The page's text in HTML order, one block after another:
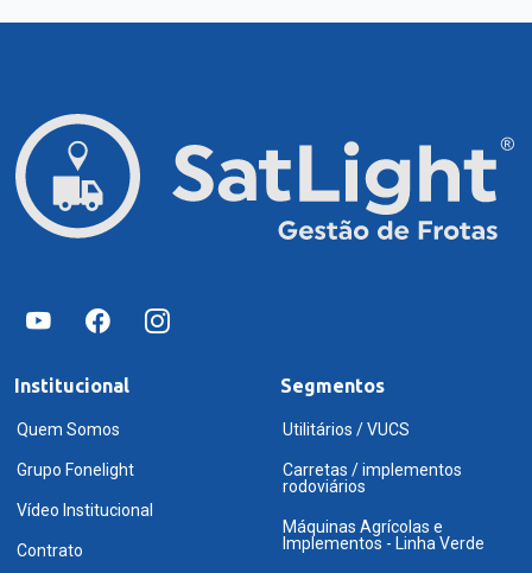
Institucional
Quem Somos
Grupo Fonelight
Vídeo Institucional
Contrato
Segmentos
Utilitários / VUCS
Carretas / implementos
rodoviários
Máquinas Agrícolas e
Implementos - Linha Verde